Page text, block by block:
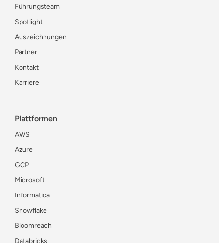
Führungsteam
Spotlight
Auszeichnungen
Partner
Kontakt
Karriere
Plattformen
AWS
Azure
GCP
Microsoft
Informatica
Snowflake
Bloomreach
Databricks